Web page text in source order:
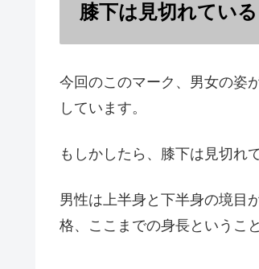
膝下は見切れている
今回のこのマーク、男女の姿
しています。
もしかしたら、膝下は見切れ
男性は上半身と下半身の境目
格、ここまでの身長というこ